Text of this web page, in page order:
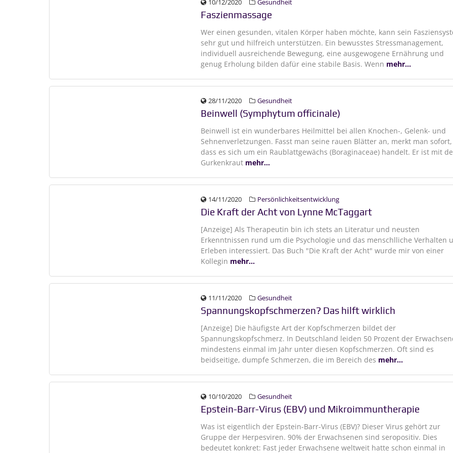
10/12/2020 Gesundheit
Faszienmassage
Wer einen gesunden, vitalen Körper haben möchte, kann sein
sehr gut und hilfreich unterstützen. Ein bewusstes Stressmanagement,
individuell ausreichende Bewegung, eine ausgewogene Ernährung und
genug Erholung bilden dafür eine stabile Basis. Wenn mehr...
28/11/2020 Gesundheit
Beinwell (Symphytum officinale)
Beinwell ist ein wunderbares Heilmittel bei allen Knochen-, Gelenk- und
Sehnenverletzungen. Fasst man seine rauen Blätter an, merkt man sofort,
dass es sich um ein Raublattgewächs (Boraginaceae) handelt. Er ist mit
Gurkenkraut mehr...
14/11/2020 Persönlichkeitsentwicklung
Die Kraft der Acht von Lynne McTaggart
[Anzeige] Als Therapeutin bin ich stets an Literatur und neusten
Erkenntnissen rund um die Psychologie und das menschlliche Verhalten
Erleben interessiert. Das Buch "Die Kraft der Acht" wurde mir von einer
Kollegin mehr...
11/11/2020 Gesundheit
Spannungskopfschmerzen? Das hilft wirklich
[Anzeige] Die häufigste Art der Kopfschmerzen bildet der
Spannungskopfschmerz. In Deutschland leiden 50 Prozent der
mindestens einmal im Jahr unter diesen Kopfschmerzen. Oft sind es
beidseitige, dumpfe Schmerzen, die im Bereich des mehr...
10/10/2020 Gesundheit
Epstein-Barr-Virus (EBV) und Mikroimmuntherapie
Was ist eigentlich der Epstein-Barr-Virus (EBV)? Dieser Virus gehört zur
Gruppe der Herpesviren. 90% der Erwachsenen sind seropositiv. Dies
bedeutet konkret: Fast jeder Erwachsene weltweit hatte schon einmal in